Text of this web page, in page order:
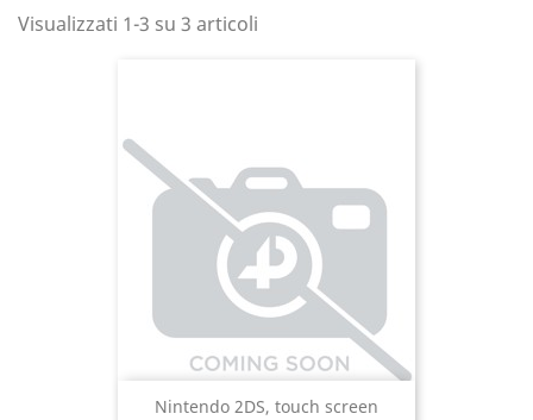
Visualizzati 1-3 su 3 articoli
Nintendo 2DS, touch screen